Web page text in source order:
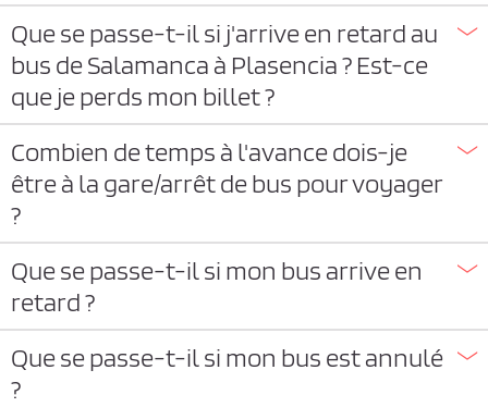
Que se passe-t-il si j'arrive en retard au
bus de Salamanca à Plasencia ? Est-ce
que je perds mon billet ?
Combien de temps à l'avance dois-je
être à la gare/arrêt de bus pour voyager
?
Que se passe-t-il si mon bus arrive en
retard ?
Que se passe-t-il si mon bus est annulé
?